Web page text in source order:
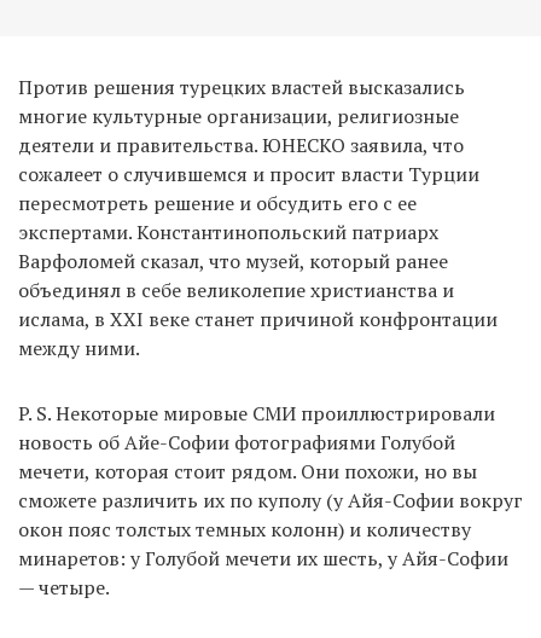
Против решения турецких властей высказались
многие культурные организации, религиозные
деятели и правительства. ЮНЕСКО заявила, что
сожалеет о случившемся и просит власти Турции
пересмотреть решение и обсудить его с ее
экспертами. Константинопольский патриарх
Варфоломей сказал, что музей, который ранее
объединял в себе великолепие христианства и
ислама, в XXI веке станет причиной конфронтации
между ними.
P. S. Некоторые мировые СМИ проиллюстрировали
новость об Айе-Софии фотографиями Голубой
мечети, которая стоит рядом. Они похожи, но вы
сможете различить их по куполу (у Айя-Софии вокруг
окон пояс толстых темных колонн) и количеству
минаретов: у Голубой мечети их шесть, у Айя-Софии
— четыре.